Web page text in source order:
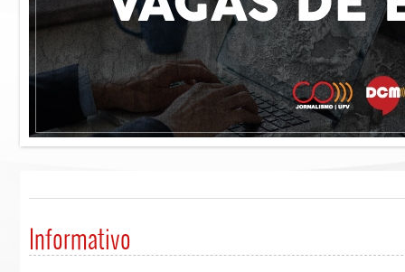
Informativo